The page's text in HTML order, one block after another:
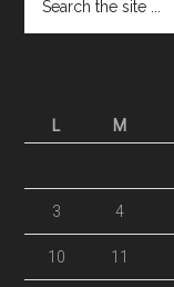
L
M
3 4
10 11